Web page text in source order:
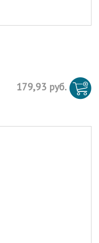
179,93 руб.